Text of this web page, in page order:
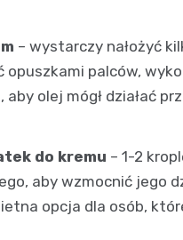
– wystarczy nałożyć
opuszkami palców,
aby olej mógł działać
do kremu – 1-2
aby wzmocnić jego
opcja dla osób,